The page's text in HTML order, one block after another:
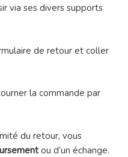
via ses divers supports
de retour et coller
la commande par
du retour, vous
ou d’un échange.